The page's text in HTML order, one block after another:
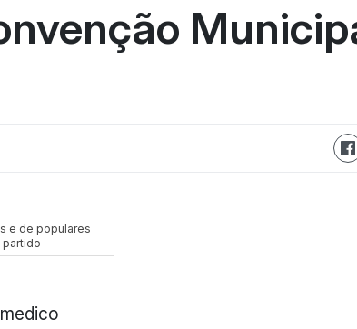
e de populares
partido